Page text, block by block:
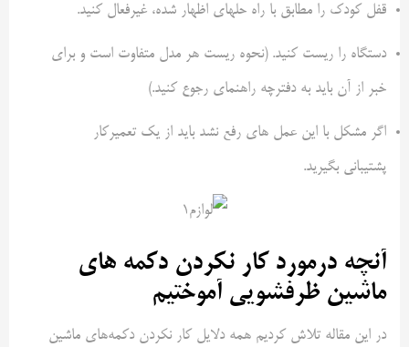
قفل کودک را مطابق با راه حلهای اظهار شده، غیرفعال کنید.
دستگاه را ریست کنید. (نحوه ریست هر مدل متفاوت است و برای
خبر از آن باید به دفترچه راهنمای رجوع کنید.)
اگر مشکل با این عمل های رفع نشد باید از یک تعمیرکار
پشتیبانی بگیرید.
آنچه درمورد کار نکردن دکمه های
ماشین ظرفشویی آموختیم
در این مقاله تلاش کردیم همه دلایل کار نکردن دکمه‌های ماشین